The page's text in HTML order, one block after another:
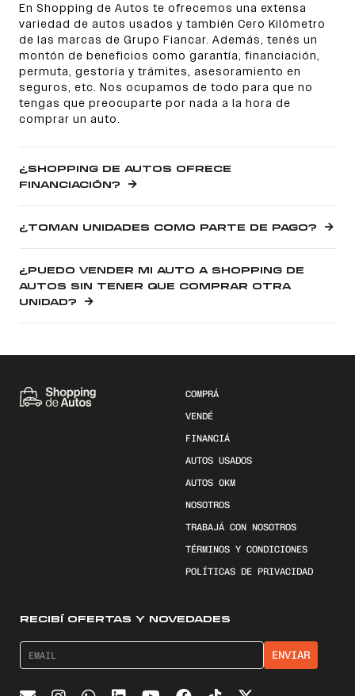
En Shopping de Autos te ofrecemos una extensa
variedad de autos usados y también Cero Kilómetro
de las marcas de Grupo Fiancar. Además, tenés un
montón de beneficios como garantía, financiación,
permuta, gestoría y trámites, asesoramiento en
seguros, etc. Nos ocupamos de todo para que no
tengas que preocuparte por nada a la hora de
comprar un auto.
¿SHOPPING DE AUTOS OFRECE
FINANCIACIÓN?
¿TOMAN UNIDADES COMO PARTE DE PAGO?
¿PUEDO VENDER MI AUTO A SHOPPING DE
AUTOS SIN TENER QUE COMPRAR OTRA
UNIDAD?
COMPRÁ
VENDÉ
FINANCIÁ
AUTOS USADOS
AUTOS 0KM
NOSOTROS
TRABAJÁ CON NOSOTROS
TÉRMINOS Y CONDICIONES
POLÍTICAS DE PRIVACIDAD
RECIBÍ OFERTAS Y NOVEDADES